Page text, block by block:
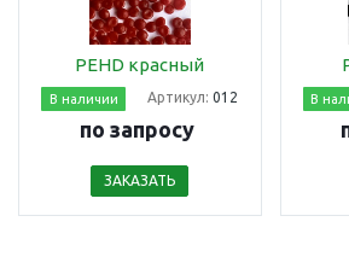
PEHD красный
В наличии Артикул:012
по запросу
ЗАКАЗАТЬ
В